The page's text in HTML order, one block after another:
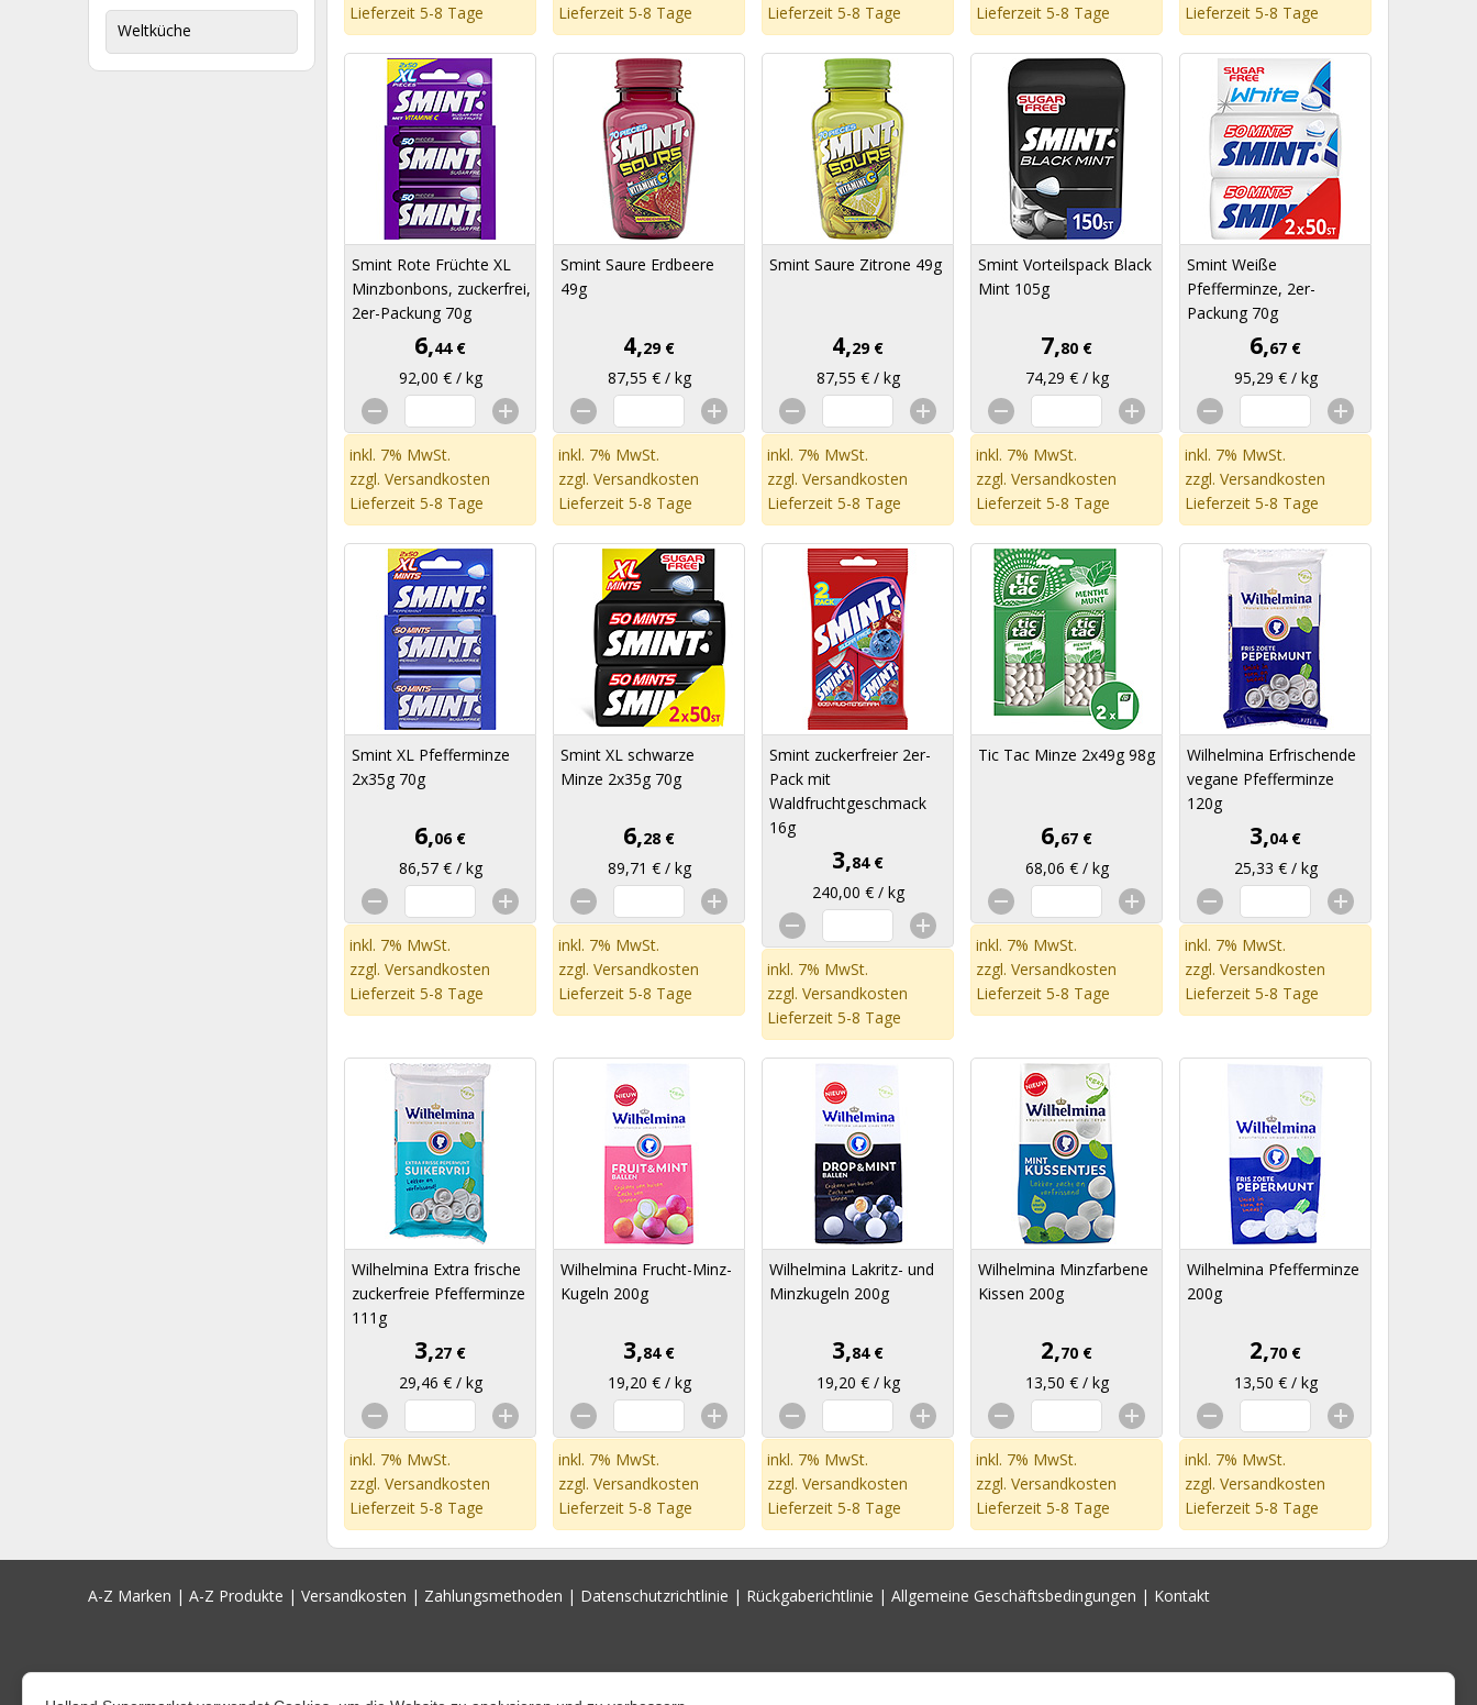
Weltküche
Lieferzeit 5-8 Tage
Lieferzeit 5-8 Tage
Lieferzeit 5-8 Tage
Lieferzeit 5-8 Tage
Lieferzeit 5-8 Tage
Smint Rote Früchte XL
Minzbonbons, zuckerfrei,
2er-Packung 70g
6,44 €
92,00 € / kg
inkl. 7% MwSt.
zzgl. Versandkosten
Lieferzeit 5-8 Tage
Smint Saure Erdbeere
49g
4,29 €
87,55 € / kg
inkl. 7% MwSt.
zzgl. Versandkosten
Lieferzeit 5-8 Tage
Smint Saure Zitrone 49g
4,29 €
87,55 € / kg
inkl. 7% MwSt.
zzgl. Versandkosten
Lieferzeit 5-8 Tage
Smint Vorteilspack Black
Mint 105g
7,80 €
74,29 € / kg
inkl. 7% MwSt.
zzgl. Versandkosten
Lieferzeit 5-8 Tage
Smint Weiße
Pfefferminze, 2er-
Packung 70g
6,67 €
95,29 € / kg
inkl. 7% MwSt.
zzgl. Versandkosten
Lieferzeit 5-8 Tage
Smint XL Pfefferminze
2x35g 70g
6,06 €
86,57 € / kg
inkl. 7% MwSt.
zzgl. Versandkosten
Lieferzeit 5-8 Tage
Smint XL schwarze
Minze 2x35g 70g
6,28 €
89,71 € / kg
inkl. 7% MwSt.
zzgl. Versandkosten
Lieferzeit 5-8 Tage
Smint zuckerfreier 2er-
Pack mit
Waldfruchtgeschmack
16g
3,84 €
240,00 € / kg
inkl. 7% MwSt.
zzgl. Versandkosten
Lieferzeit 5-8 Tage
Tic Tac Minze 2x49g 98g
6,67 €
68,06 € / kg
inkl. 7% MwSt.
zzgl. Versandkosten
Lieferzeit 5-8 Tage
Wilhelmina Erfrischende
vegane Pfefferminze
120g
3,04 €
25,33 € / kg
inkl. 7% MwSt.
zzgl. Versandkosten
Lieferzeit 5-8 Tage
Wilhelmina Extra frische
zuckerfreie Pfefferminze
111g
3,27 €
29,46 € / kg
inkl. 7% MwSt.
zzgl. Versandkosten
Lieferzeit 5-8 Tage
Wilhelmina Frucht-Minz-
Kugeln 200g
3,84 €
19,20 € / kg
inkl. 7% MwSt.
zzgl. Versandkosten
Lieferzeit 5-8 Tage
Wilhelmina Lakritz- und
Minzkugeln 200g
3,84 €
19,20 € / kg
inkl. 7% MwSt.
zzgl. Versandkosten
Lieferzeit 5-8 Tage
Wilhelmina Minzfarbene
Kissen 200g
2,70 €
13,50 € / kg
inkl. 7% MwSt.
zzgl. Versandkosten
Lieferzeit 5-8 Tage
Wilhelmina Pfefferminze
200g
2,70 €
13,50 € / kg
inkl. 7% MwSt.
zzgl. Versandkosten
Lieferzeit 5-8 Tage
A-Z Marken | A-Z Produkte | Versandkosten | Zahlungsmethoden | Datenschutzrichtlinie | Rückgaberichtlinie | Allgemeine Geschäftsbedingungen | Kontakt